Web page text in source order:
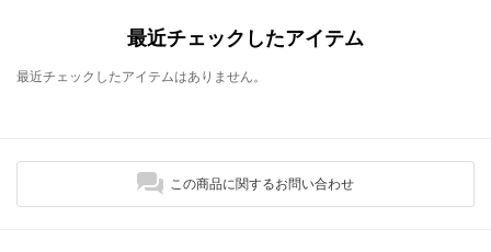
最近チェックしたアイテム
最近チェックしたアイテムはありません。
この商品に関するお問い合わせ